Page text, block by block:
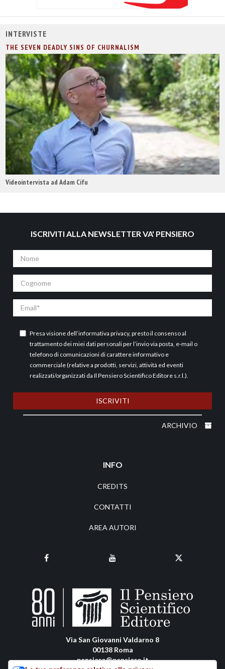
INTERVISTE
THE SEVEN DEADLY SINS OF CHURNALISM
Videointervista ad Adam Cifu
ISCRIVITI ALLA NEWSLETTER VA' PENSIERO
Nome
Cognome
Email
Presa visione dell’informativa privacy, presto il consenso al
trattamento dei miei dati personali per l’invio via posta, e-mail o
telefono di comunicazioni di carattere informativo e
commerciale (relative a prodotti, servizi, attività ed eventi
realizzati/organizzati da Il Pensiero Scientifico Editore s.r.l.).
ISCRIVITI
ARCHIVIO
INFO
CREDITS
CONTATTI
AREA AUTORI
Via San Giovanni Valdarno 8
00138 Roma
pensiero@pensiero.it